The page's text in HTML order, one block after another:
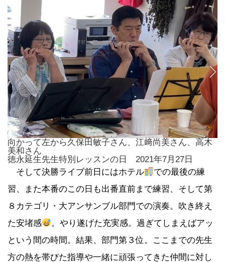
向かって左から久保田敏子さん、江﨑尚美さん、高木
美和さん
徳永延生先生特別レッスンの日 2021年7月27日
そして決勝ライブ前日にはホテル
での最後の練
習、また本番のこの日も出番直前まで練習、そして第
８カテゴリ・大アンサンブル部門での演奏。吹き終え
た安堵感
。やり遂げた充実感。過ぎてしまえばアッ
という間の時間。結果、部門第３位。ここまでの先生
方の熱を帯びた指導や一緒に頑張ってきた仲間に対し